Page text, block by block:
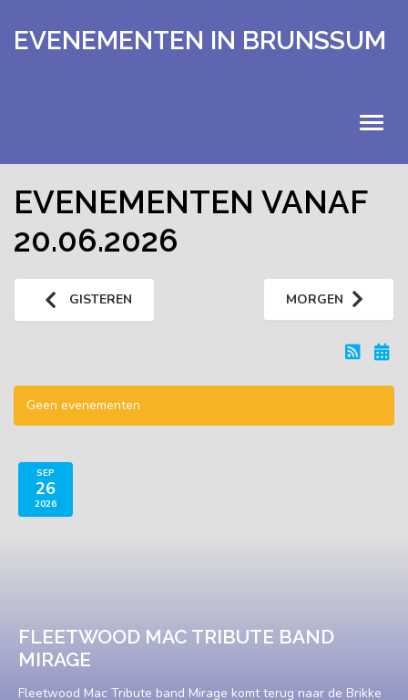
EVENEMENTEN IN BRUNSSUM
EVENEMENTEN
KALENDER
UITSTAPJES
EVENEMENTEN VANAF
20.06.2026
GISTEREN MORGEN
Geen evenementen
SEP
26
2026
FLEETWOOD MAC TRIBUTE BAND
MIRAGE
Fleetwood Mac Tribute band Mirage komt terug naar de Brikke